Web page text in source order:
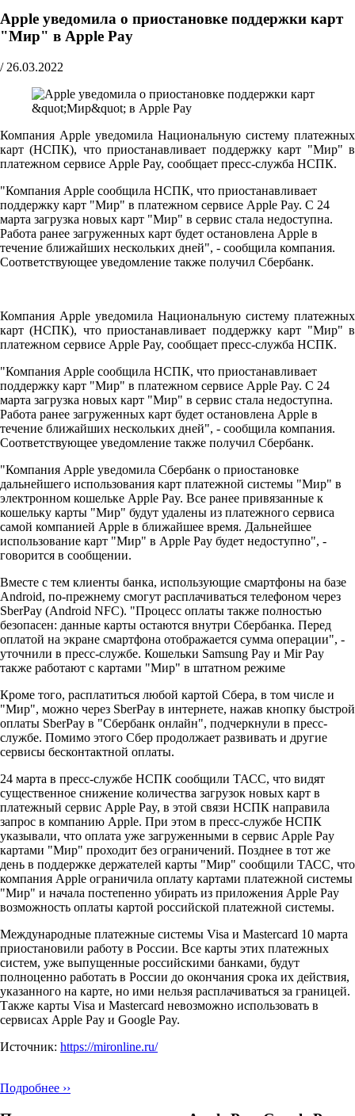
Apple уведомила о приостановке поддержки карт
"Мир" в Apple Pay
/ 26.03.2022
Компания Apple уведомила Национальную систему платежных
карт (НСПК), что приостанавливает поддержку карт "Мир" в
платежном сервисе Apple Pay, сообщает пресс-служба НСПК.
"Компания Apple сообщила НСПК, что приостанавливает
поддержку карт "Мир" в платежном сервисе Apple Pay. С 24
марта загрузка новых карт "Мир" в сервис стала недоступна.
Работа ранее загруженных карт будет остановлена Apple в
течение ближайших нескольких дней", - сообщила компания.
Соответствующее уведомление также получил Сбербанк.
Компания Apple уведомила Национальную систему платежных
карт (НСПК), что приостанавливает поддержку карт "Мир" в
платежном сервисе Apple Pay, сообщает пресс-служба НСПК.
"Компания Apple сообщила НСПК, что приостанавливает
поддержку карт "Мир" в платежном сервисе Apple Pay. С 24
марта загрузка новых карт "Мир" в сервис стала недоступна.
Работа ранее загруженных карт будет остановлена Apple в
течение ближайших нескольких дней", - сообщила компания.
Соответствующее уведомление также получил Сбербанк.
"Компания Apple уведомила Сбербанк о приостановке
дальнейшего использования карт платежной системы "Мир" в
электронном кошельке Apple Pay. Все ранее привязанные к
кошельку карты "Мир" будут удалены из платежного сервиса
самой компанией Apple в ближайшее время. Дальнейшее
использование карт "Мир" в Apple Pay будет недоступно", -
говорится в сообщении.
Вместе с тем клиенты банка, использующие смартфоны на базе
Android, по-прежнему смогут расплачиваться телефоном через
SberPay (Android NFC). "Процесс оплаты также полностью
безопасен: данные карты остаются внутри Сбербанка. Перед
оплатой на экране смартфона отображается сумма операции", -
уточнили в пресс-службе. Кошельки Samsung Pay и Mir Pay
также работают с картами "Мир" в штатном режиме
Кроме того, расплатиться любой картой Сбера, в том числе и
"Мир", можно через SberPay в интернете, нажав кнопку быстрой
оплаты SberPay в "Сбербанк онлайн", подчеркнули в пресс-
службе. Помимо этого Сбер продолжает развивать и другие
сервисы бесконтактной оплаты.
24 марта в пресс-службе НСПК сообщили ТАСС, что видят
существенное снижение количества загрузок новых карт в
платежный сервис Apple Pay, в этой связи НСПК направила
запрос в компанию Apple. При этом в пресс-службе НСПК
указывали, что оплата уже загруженными в сервис Apple Pay
картами "Мир" проходит без ограничений. Позднее в тот же
день в поддержке держателей карты "Мир" сообщили ТАСС, что
компания Apple ограничила оплату картами платежной системы
"Мир" и начала постепенно убирать из приложения Apple Pay
возможность оплаты картой российской платежной системы.
Международные платежные системы Visa и Mastercard 10 марта
приостановили работу в России. Все карты этих платежных
систем, уже выпущенные российскими банками, будут
полноценно работать в России до окончания срока их действия,
указанного на карте, но ими нельзя расплачиваться за границей.
Также карты Visa и Mastercard невозможно использовать в
сервисах Apple Pay и Google Pay.
Источник: https://mironline.ru/
Подробнее ››